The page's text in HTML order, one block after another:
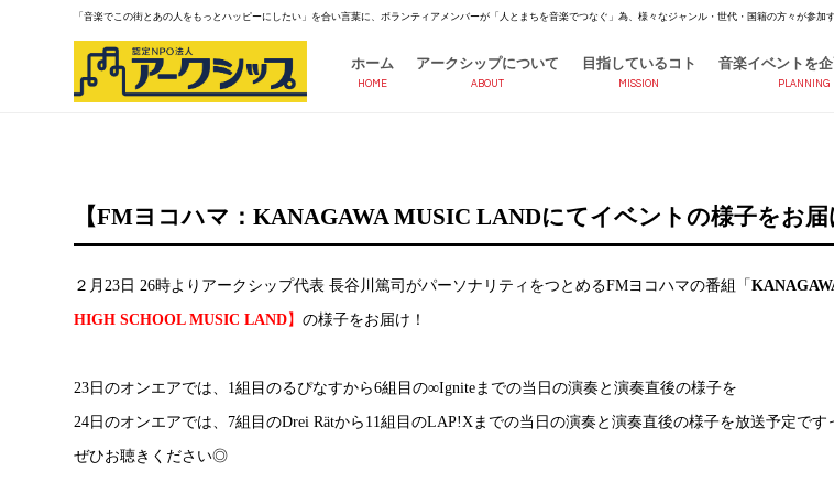
「音楽でこの街とあの人をもっとハッピーにしたい」を合い言葉に、ボランティアメンバーが「人とまちを音楽でつなぐ」為、様々なジャンル・世代・国籍の方々が参加
ホーム
HOME
アークシップについて
ABOUT
目指しているコト
MISSION
音楽イベントを
PLANNING
【FMヨコハマ：KANAGAWA MUSIC LANDにてイベントの様子をお届
２月23日 26時よりアークシップ代表 長谷川篤司がパーソナリティをつとめるFMヨコハマの番組「
HIGH SCHOOL MUSIC LAND】の様子をお届け！
23日のオンエアでは、1組目のるぴなすから6組目の∞Igniteまでの当日の演奏と演奏直後の様子を
24日のオンエアでは、7組目のDrei Rätから11組目のLAP!Xまでの当日の演奏と演奏直後の様子を放送予定です
ぜひお聴きください◎